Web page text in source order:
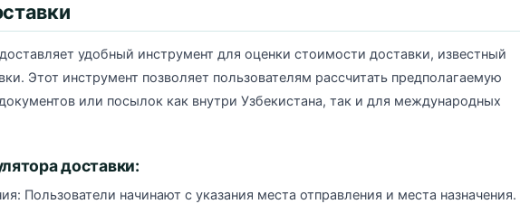
удобный инструмент для оценки стоимости доставки, известный
Этот инструмент позволяет пользователям рассчитать предполагаемую
или посылок как внутри Узбекистана, так и для международных
доставки:
Пользователи начинают с указания места отправления и места назначения.